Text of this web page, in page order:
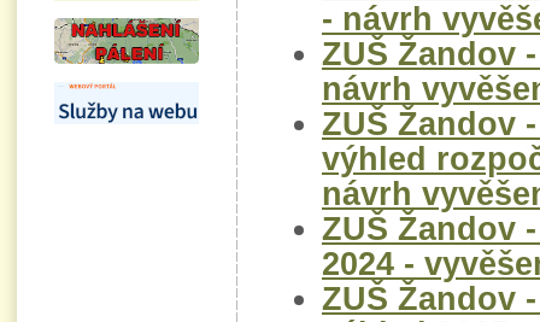
- návrh
ZUŠ Žandov
návrh
ZUŠ Žandov
výhled
návrh
ZUŠ Žandov
2024 -
ZUŠ Žandov